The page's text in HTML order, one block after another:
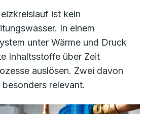
ist kein
In einem
unter Wärme und Druck
Inhaltsstoffe über Zeit
auslösen. Zwei davon
relevant.